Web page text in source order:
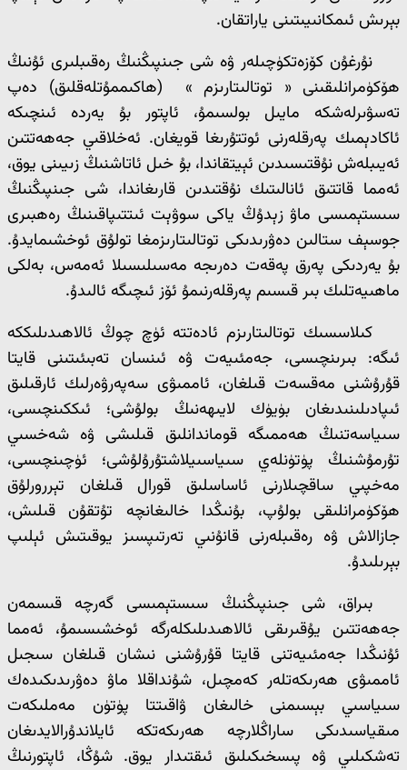
بېرىش ئىمكانىيىتىنى ياراتقان.
نۇرغۇن كۆزەتكۈچىلەر ۋە شى جىنپىڭنىڭ رەقىبلىرى ئۇنىڭ
ھۆكۈمرانلىقىنى « توتالىتارىزم » (ھاكىممۇتلەقلىق) دەپ
تەسۋىرلەشكە مايىل بولسىمۇ، ئاپتور بۇ يەردە ئىنچىكە
ئاكادېمىك پەرقلەرنى ئوتتۇرىغا قويغان. ئەخلاقىي جەھەتتىن
ئەيىبلەش نۇقتىسىدىن ئېيتقاندا، بۇ خىل ئاتاشنىڭ زىيىنى يوق،
ئەمما قاتتىق ئانالىتىك نۇقتىدىن قارىغاندا، شى جىنپىڭنىڭ
سىستېمىسى ماۋ زېدۇڭ ياكى سوۋېت ئىتتىپاقىنىڭ رەھبىرى
جوسېف ستالىن دەۋرىدىكى توتالىتارىزمغا تولۇق ئوخشىمايدۇ.
بۇ يەردىكى پەرق پەقەت دەرىجە مەسىلىسىلا ئەمەس، بەلكى
ماھىيەتلىك بىر قىسىم پەرقلەرنىمۇ ئۆز ئىچىگە ئالىدۇ.
كىلاسسىك توتالىتارىزم ئادەتتە ئۈچ چوڭ ئالاھىدىلىككە
ئىگە: بىرىنچىسى، جەمئىيەت ۋە ئىنسان تەبىئىتىنى قايتا
قۇرۇشنى مەقسەت قىلغان، ئاممىۋى سەپەرۋەرلىك ئارقىلىق
ئىپادىلىنىدىغان بۈيۈك لايىھەنىڭ بولۇشى؛ ئىككىنچىسى،
سىياسەتنىڭ ھەممىگە قوماندانلىق قىلىشى ۋە شەخسىي
تۇرمۇشنىڭ پۈتۈنلەي سىياسىيلاشتۇرۇلۇشى؛ ئۈچىنچىسى،
مەخپىي ساقچىلارنى ئاساسلىق قورال قىلغان تېررورلۇق
ھۆكۈمرانلىقى بولۇپ، بۇنىڭدا خالىغانچە تۇتقۇن قىلىش،
جازالاش ۋە رەقىبلەرنى قانۇنىي تەرتىپسىز يوقىتىش ئېلىپ
بېرىلىدۇ.
بىراق، شى جىنپىڭنىڭ سىستېمىسى گەرچە قىسمەن
جەھەتتىن يۇقىرىقى ئالاھىدىلىكلەرگە ئوخشىسىمۇ، ئەمما
ئۇنىڭدا جەمئىيەتنى قايتا قۇرۇشنى نىشان قىلغان سىجىل
ئاممىۋى ھەرىكەتلەر كەمچىل، شۇنداقلا ماۋ دەۋرىدىكىدەك
سىياسىي بېسىمنى خالىغان ۋاقىتتا پۈتۈن مەملىكەت
مىقياسىدىكى ساراڭلارچە ھەرىكەتكە ئايلاندۇرالايدىغان
تەشكىلىي ۋە پىسخىكىلىق ئىقتىدار يوق. شۇڭا، ئاپتورنىڭ